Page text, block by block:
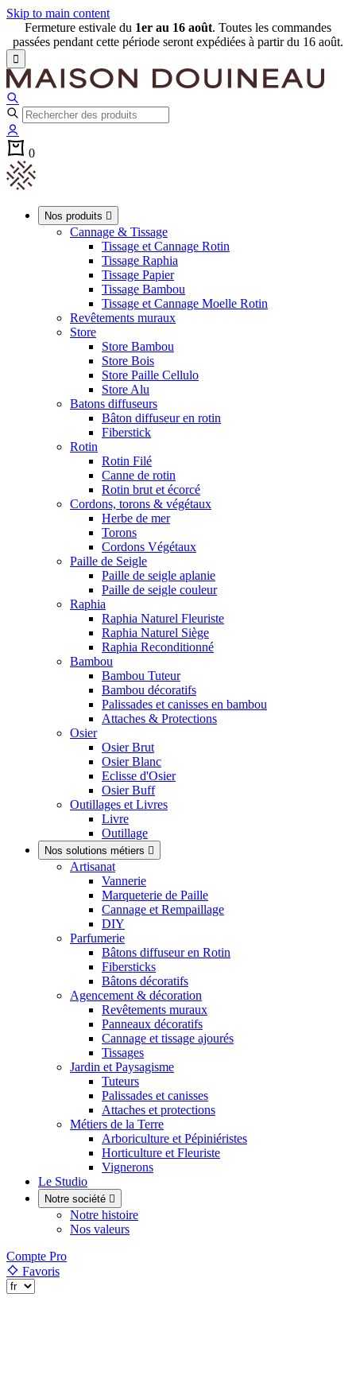
Skip to main content
Fermeture estivale du 1er au 16 août. Toutes les commandes
passées pendant cette période seront expédiées à partir du 16 août.

0
Nos produits 
Cannage & Tissage
Tissage et Cannage Rotin
Tissage Raphia
Tissage Papier
Tissage Bambou
Tissage et Cannage Moelle Rotin
Revêtements muraux
Store
Store Bambou
Store Bois
Store Paille Cellulo
Store Alu
Batons diffuseurs
Bâton diffuseur en rotin
Fiberstick
Rotin
Rotin Filé
Canne de rotin
Rotin brut et écorcé
Cordons, torons & végétaux
Herbe de mer
Torons
Cordons Végétaux
Paille de Seigle
Paille de seigle aplanie
Paille de seigle couleur
Raphia
Raphia Naturel Fleuriste
Raphia Naturel Siège
Raphia Reconditionné
Bambou
Bambou Tuteur
Bambou décoratifs
Palissades et canisses en bambou
Attaches & Protections
Osier
Osier Brut
Osier Blanc
Eclisse d'Osier
Osier Buff
Outillages et Livres
Livre
Outillage
Nos solutions métiers 
Artisanat
Vannerie
Marqueterie de Paille
Cannage et Rempaillage
DIY
Parfumerie
Bâtons diffuseur en Rotin
Fibersticks
Bâtons décoratifs
Agencement & décoration
Revêtements muraux
Panneaux décoratifs
Cannage et tissage ajourés
Tissages
Jardin et Paysagisme
Tuteurs
Palissades et canisses
Attaches et protections
Métiers de la Terre
Arboriculture et Pépiniéristes
Horticulture et Fleuriste
Vignerons
Le Studio
Notre société 
Notre histoire
Nos valeurs
Compte Pro
Favoris